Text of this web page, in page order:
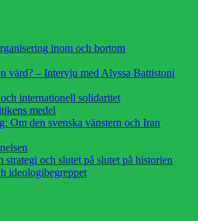
inom och bortom
värd? – Intervju med Alyssa Battistoni
internationell solidaritet
medel
Om den svenska vänstern och Iran
strategi och slutet på slutet på historien
ideologibegreppet